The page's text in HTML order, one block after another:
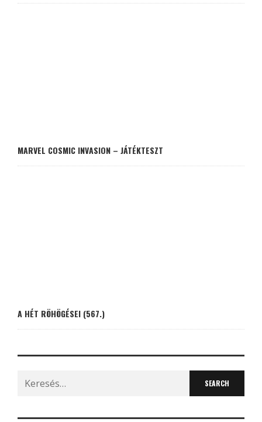
MARVEL COSMIC INVASION – JÁTÉKTESZT
A HÉT RÖHÖGÉSEI (567.)
Search
for: